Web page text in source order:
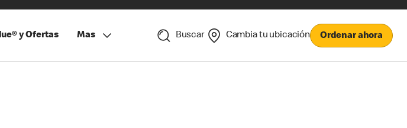
y Ofertas Mas Buscar Cambia tu ubicación Ordenar ahora